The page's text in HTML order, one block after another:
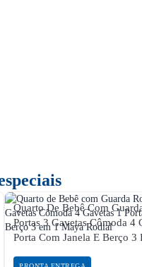
Quarto De Bebê Com
Portas 3 Gavetas Cômoda 4
Porta Com Janela E Berço 3 Em 1